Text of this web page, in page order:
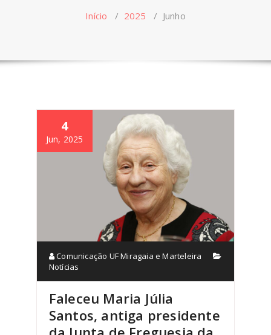
Início / 2025 / Junho
4
Jun, 2025
Comunicação UF Miragaia e Marteleira
Notícias
Faleceu Maria Júlia
Santos, antiga presidente